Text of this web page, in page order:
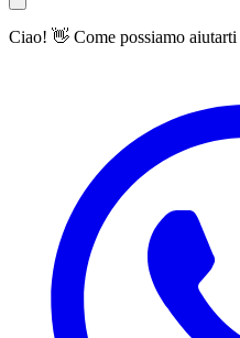
Ciao! 👋 Come possiamo